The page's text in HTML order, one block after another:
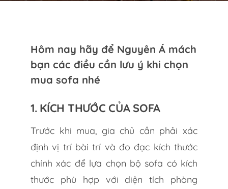
Liên hệHôm nay hãy để Nguyên Á mách
bạn các điều cần lưu ý khi chọn
mua sofa nhé
1. KÍCH THƯỚC CỦA SOFA
Trước khi mua, gia chủ cần phải xác
định vị trí bài trí và đo đạc kích thước
chính xác để lựa chọn bộ sofa có kích
thước phù hợp với diện tích phòng